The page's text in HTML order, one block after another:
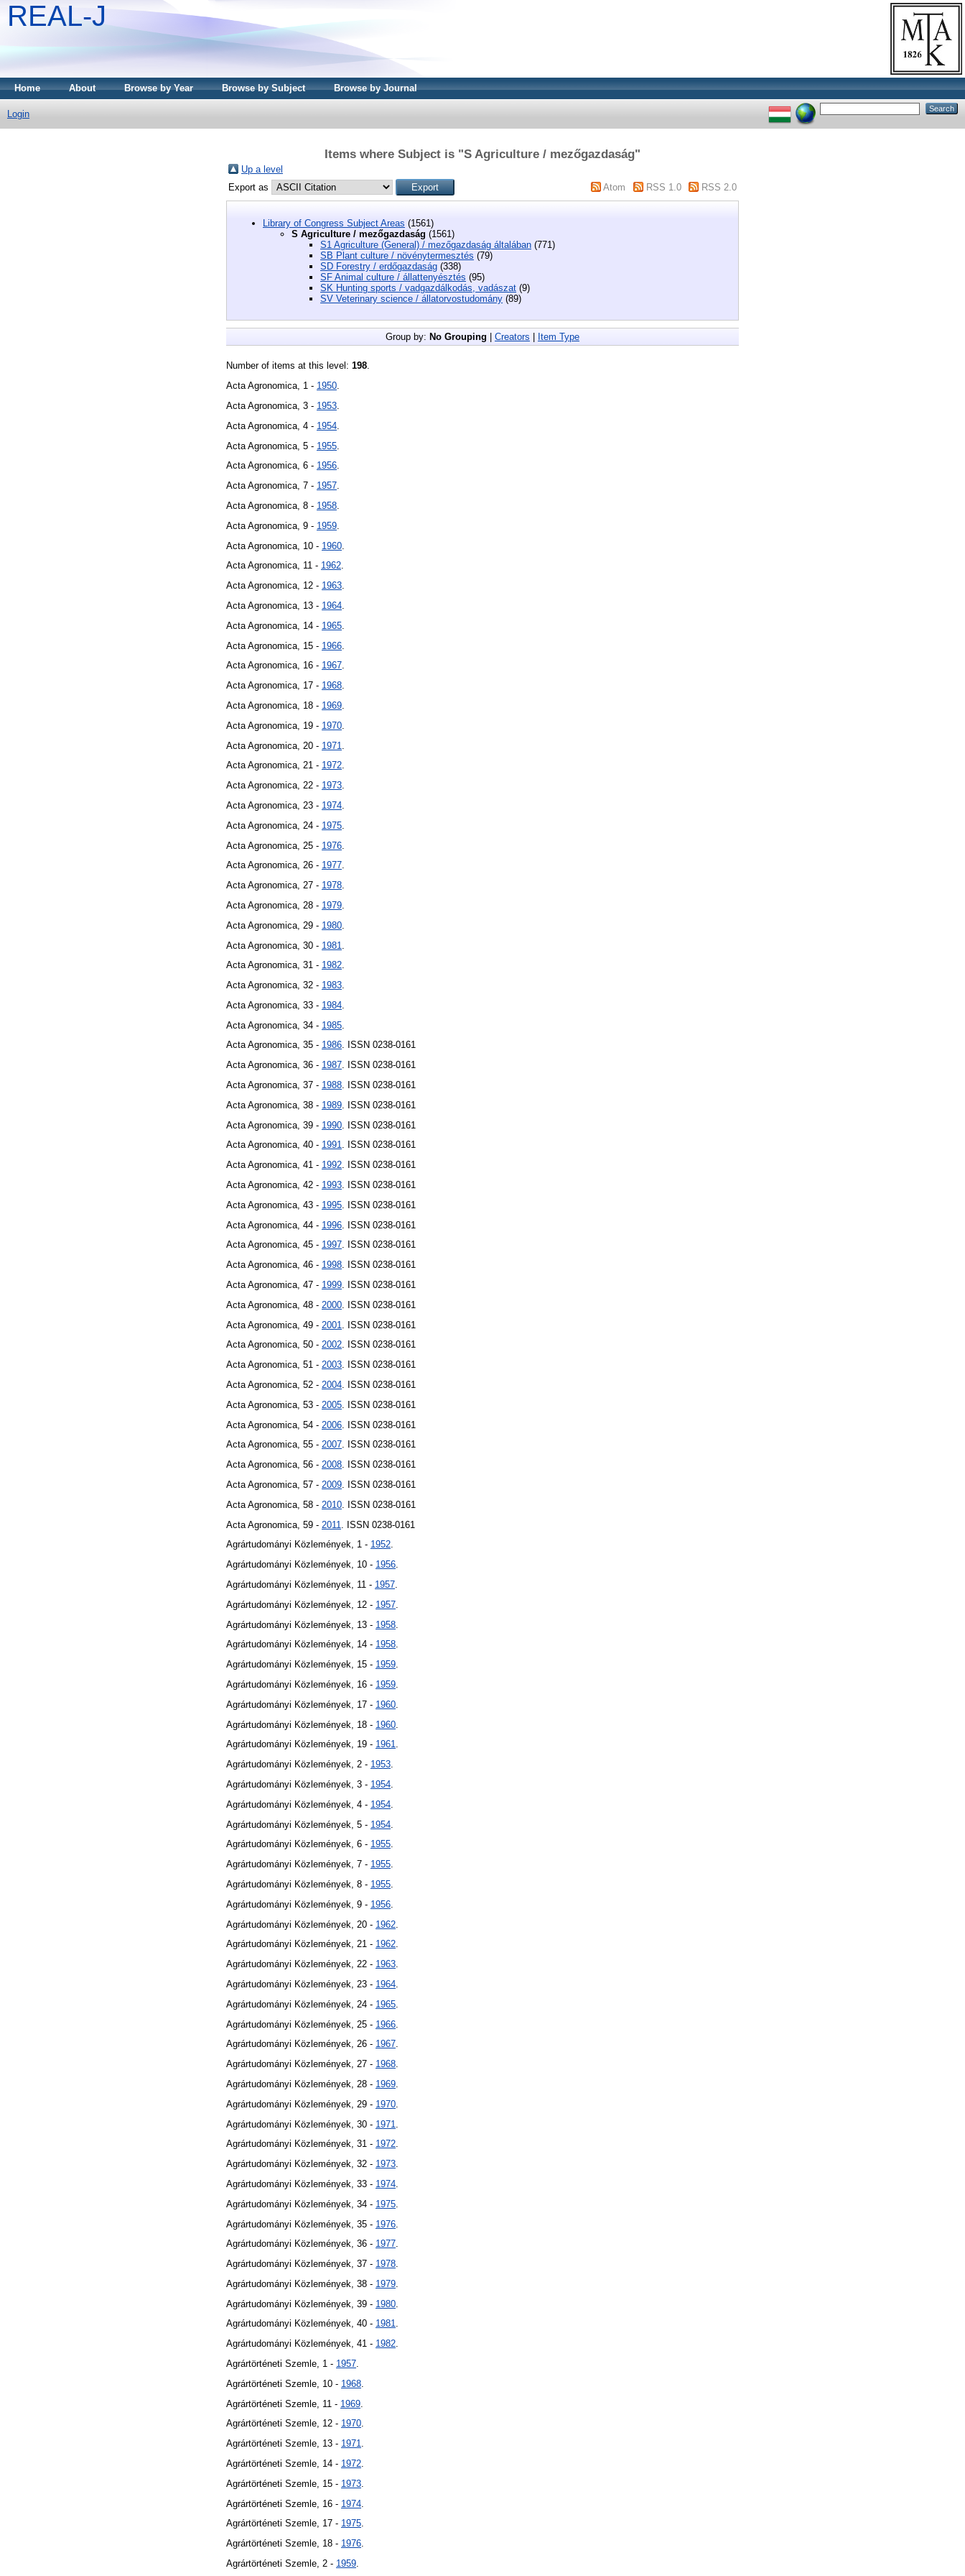
REAL-J
Home About Browse by Year Browse by Subject Browse by Journal
Login
Items where Subject is "S Agriculture / mezőgazdaság"
Up a level
Export as
Atom RSS 1.0 RSS 2.0
Library of Congress Subject Areas (1561)
S Agriculture / mezőgazdaság (1561)
S1 Agriculture (General) / mezőgazdaság általában (771)
SB Plant culture / növénytermesztés (79)
SD Forestry / erdőgazdaság (338)
SF Animal culture / állattenyésztés (95)
SK Hunting sports / vadgazdálkodás, vadászat (9)
SV Veterinary science / állatorvostudomány (89)
Group by: No Grouping Creators Item Type
Number of items at this level: 198.
Acta Agronomica, 1 - 1950.
Acta Agronomica, 3 - 1953
Acta Agronomica, 4 - 1954
Acta Agronomica, 5 - 1955
Acta Agronomica, 6 - 1956.
Acta Agronomica, 7 - 1957.
Acta Agronomica, 8 - 1958
Acta Agronomica, 9 - 1959
Acta Agronomica, 10 - 1960
Acta Agronomica, 11 - 1962.
Acta Agronomica, 12 - 1963.
Acta Agronomica, 13 - 1964
Acta Agronomica, 14 - 1965
Acta Agronomica, 15 - 1966
Acta Agronomica, 16 - 1967.
Acta Agronomica, 17 - 1968.
Acta Agronomica, 18 - 1969
Acta Agronomica, 19 - 1970
Acta Agronomica, 20 - 1971
Acta Agronomica, 21 - 1972.
Acta Agronomica, 22 - 1973.
Acta Agronomica, 23 - 1974
Acta Agronomica, 24 - 1975
Acta Agronomica, 25 - 1976
Acta Agronomica, 26 - 1977.
Acta Agronomica, 27 - 1978.
Acta Agronomica, 28 - 1979
Acta Agronomica, 29 - 1980
Acta Agronomica, 30 - 1981
Acta Agronomica, 31 - 1982.
Acta Agronomica, 32 - 1983.
Acta Agronomica, 33 - 1984
Acta Agronomica, 34 - 1985
Acta Agronomica, 35 - 1986. ISSN 0238-0161
Acta Agronomica, 36 - 1987. ISSN 0238-0161
Acta Agronomica, 37 - 1988. ISSN 0238-0161
Acta Agronomica, 38 - 1989 . ISSN 0238-0161
Acta Agronomica, 39 - 1990 . ISSN 0238-0161
Acta Agronomica, 40 - 1991. ISSN 0238-0161
Acta Agronomica, 41 - 1992. ISSN 0238-0161
Acta Agronomica, 42 - 1993. ISSN 0238-0161
Acta Agronomica, 43 - 1995 . ISSN 0238-0161
Acta Agronomica, 44 - 1996 . ISSN 0238-0161
Acta Agronomica, 45 - 1997. ISSN 0238-0161
Acta Agronomica, 46 - 1998. ISSN 0238-0161
Acta Agronomica, 47 - 1999. ISSN 0238-0161
Acta Agronomica, 48 - 2000 . ISSN 0238-0161
Acta Agronomica, 49 - 2001
. ISSN 0238-0161
Acta Agronomica, 50 - 2002. ISSN 0238-0161
Acta Agronomica, 51 - 2003. ISSN 0238-0161
Acta Agronomica, 52 - 2004. ISSN 0238-0161
Acta Agronomica, 53 - 2005 . ISSN 0238-0161
Acta Agronomica, 54 - 2006 . ISSN 0238-0161
Acta Agronomica, 55 - 2007. ISSN 0238-0161
Acta Agronomica, 56 - 2008. ISSN 0238-0161
Acta Agronomica, 57 - 2009. ISSN 0238-0161
Acta Agronomica, 58 - 2010 . ISSN 0238-0161
Acta Agronomica, 59 - 2011
. ISSN 0238-0161
Agrártudományi Közlemények, 1 - 1952.
Agrártudományi Közlemények, 10 - 1956.
Agrártudományi Közlemények, 11 - 1957.
Agrártudományi Közlemények, 12 - 1957
Agrártudományi Közlemények, 13 - 1958
Agrártudományi Közlemények, 14 - 1958.
Agrártudományi Közlemények, 15 - 1959.
Agrártudományi Közlemények, 16 - 1959
Agrártudományi Közlemények, 17 - 1960
Agrártudományi Közlemények, 18 - 1960
Agrártudományi Közlemények, 19 - 1961.
Agrártudományi Közlemények, 2 - 1953.
Agrártudományi Közlemények, 3 - 1954
Agrártudományi Közlemények, 4 - 1954
Agrártudományi Közlemények, 5 - 1954
Agrártudományi Közlemények, 6 - 1955.
Agrártudományi Közlemények, 7 - 1955.
Agrártudományi Közlemények, 8 - 1955
Agrártudományi Közlemények, 9 - 1956
Agrártudományi Közlemények, 20 - 1962
Agrártudományi Közlemények, 21 - 1962.
Agrártudományi Közlemények, 22 - 1963.
Agrártudományi Közlemények, 23 - 1964
Agrártudományi Közlemények, 24 - 1965
Agrártudományi Közlemények, 25 - 1966
Agrártudományi Közlemények, 26 - 1967.
Agrártudományi Közlemények, 27 - 1968.
Agrártudományi Közlemények, 28 - 1969
Agrártudományi Közlemények, 29 - 1970
Agrártudományi Közlemények, 30 - 1971
Agrártudományi Közlemények, 31 - 1972.
Agrártudományi Közlemények, 32 - 1973.
Agrártudományi Közlemények, 33 - 1974
Agrártudományi Közlemények, 34 - 1975
Agrártudományi Közlemények, 35 - 1976
Agrártudományi Közlemények, 36 - 1977.
Agrártudományi Közlemények, 37 - 1978.
Agrártudományi Közlemények, 38 - 1979
Agrártudományi Közlemények, 39 - 1980
Agrártudományi Közlemények, 40 - 1981.
Agrártudományi Közlemények, 41 - 1982.
Agrártörténeti Szemle, 1 - 1957.
Agrártörténeti Szemle, 10 - 1968
Agrártörténeti Szemle, 11 - 1969
Agrártörténeti Szemle, 12 - 1970.
Agrártörténeti Szemle, 13 - 1971.
Agrártörténeti Szemle, 14 - 1972.
Agrártörténeti Szemle, 15 - 1973
Agrártörténeti Szemle, 16 - 1974
Agrártörténeti Szemle, 17 - 1975.
Agrártörténeti Szemle, 18 - 1976.
Agrártörténeti Szemle, 2 - 1959.